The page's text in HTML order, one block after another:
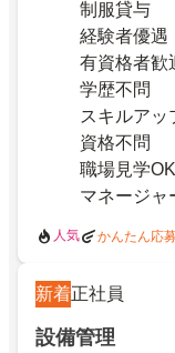
制服貸与
経験者優遇
有資格者歓
学歴不問
スキルアッ
資格不問
職場見学OK
マネージャ
人気 かんたん応
新着正社員
設備管理